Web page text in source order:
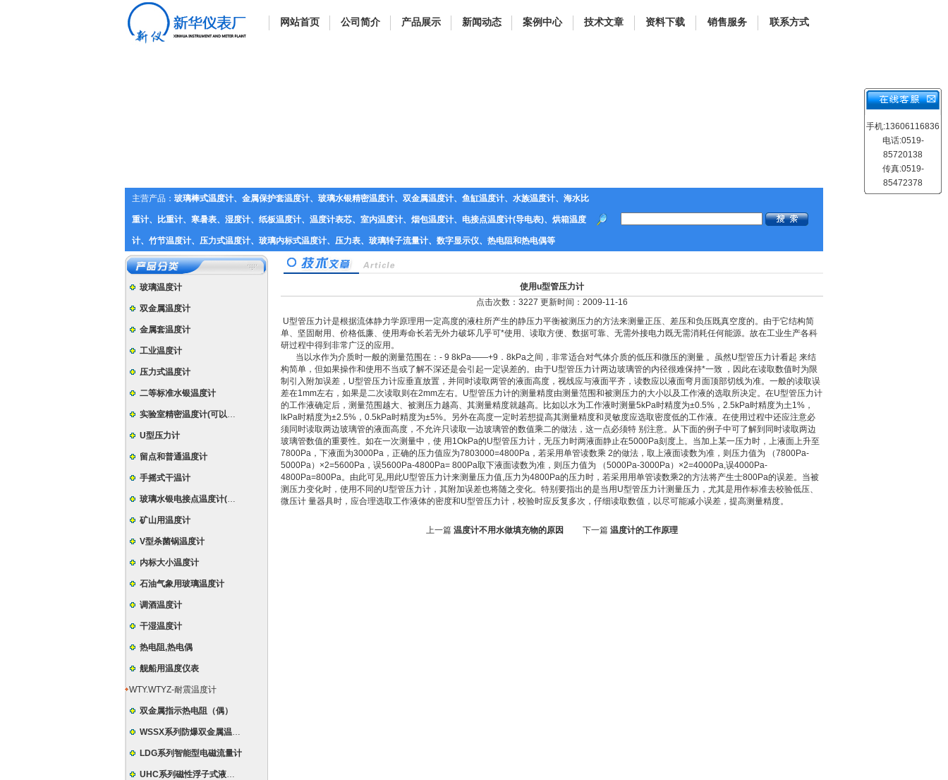
网站首页 公司简介 产品展示 新闻动态 案例中心 技术文章 资料下载 销售服务 联系方式
主营产品： 玻璃棒式温度计、金属保护套温度计、玻璃水银精密温度计、双金属温度计、鱼缸温度计、水族温度计、海水比
重计、比重计、寒暑表、湿度计、纸板温度计、温度计表芯、室内温度计、烟包温度计、电接点温度计(导电表)、烘箱温度
计、竹节温度计、压力式温度计、玻璃内标式温度计、压力表、玻璃转子流量计、数字显示仪、热电阻和热电偶等
玻璃温度计
双金属温度计
金属套温度计
工业温度计
压力式温度计
二等标准水银温度计
实验室精密温度计(可以定制特殊规格)
U型压力计
留点和普通温度计
手摇式干温计
玻璃水银电接点温度计(导电表)
矿山用温度计
V型杀菌锅温度计
内标大小温度计
石油气象用玻璃温度计
调酒温度计
干湿温度计
热电阻,热电偶
舰船用温度仪表
WTY.WTYZ-耐震温度计
双金属指示热电阻（偶）
WSSX系列防爆双金属温度计
LDG系列智能型电磁流量计
UHC系列磁性浮子式液位计
使用u型管压力计
点击次数：3227 更新时间：2009-11-16
U型管压力计是根据流体静力学原理用一定高度的液柱所产生的静压力平衡被测压力的方法来测量正压、差压和负压既真空度的。由于它结构简
单、坚固耐用、价格低廉、使用寿命长若无外力破坏几乎可*使用、读取方便、数据可靠、无需外接电力既无需消耗任何能源。故在工业生产各科
研过程中得到非常广泛的应用。
当以水作为介质时一般的测量范围在：- 9 8kPa——+9．8kPa之间，非常适合对气体介质的低压和微压的测量 。虽然U型管压力计看起 来结
构简单，但如果操作和使用不当或了解不深还是会引起一定误差的。由于U型管压力计两边玻璃管的内径很难保持*一致 ，因此在读取数值时为限
制引入附加误差，U型管压力计应垂直放置，并同时读取两管的液面高度，视线应与液面平齐，读数应以液面弯月面顶部切线为准。一般的读取误
差在1mm左右，如果是二次读取则在2mm左右。U型管压力计的测量精度由测量范围和被测压力的大小以及工作液的选取所决定。在U型管压力计
的工作液确定后，测量范围越大、被测压力越高、其测量精度就越高。比如以水为工作液时测量5kPa时精度为±0.5%，2.5kPa时精度为土1%，
lkPa时精度为±2.5%，0.5kPa时精度为±5%。另外在高度一定时若想提高其测量精度和灵敏度应选取密度低的工作液。在使用过程中还应注意必
须同时读取两边玻璃管的液面高度，不允许只读取一边玻璃管的数值乘二的做法，这一点必须特 别注意。从下面的例子中可了解到同时读取两边
玻璃管数值的重要性。如在一次测量中，使 用1OkPa的U型管压力计，无压力时两液面静止在5000Pa刻度上。当加上某一压力时，上液面上升至
7800Pa，下液面为3000Pa，正确的压力值应为7803000=4800Pa，若采用单管读数乘 2的做法，取上液面读数为准，则压力值为 （7800Pa-
5000Pa）×2=5600Pa，误5600Pa-4800Pa= 800Pa取下液面读数为准，则压力值为 （5000Pa-3000Pa）×2=4000Pa,误4000Pa-
4800Pa=800Pa。由此可见,用此U型管压力计来测量压力值,压力为4800Pa的压力时，若采用用单管读数乘2的方法将产生士800Pa的误差。当被
测压力变化时，使用不同的U型管压力计，其附加误差也将随之变化。特别要指出的是当用U型管压力计测量压力，尤其是用作标准去校验低压、
微压计 量器具时，应合理选取工作液体的密度和U型管压力计，校验时应反复多次，仔细读取数值，以尽可能减小误差，提高测量精度。
上一篇 温度计不用水做填充物的原因 下一篇 温度计的工作原理
手机:13606116836
电话:0519-
85720138
传真:0519-
85472378